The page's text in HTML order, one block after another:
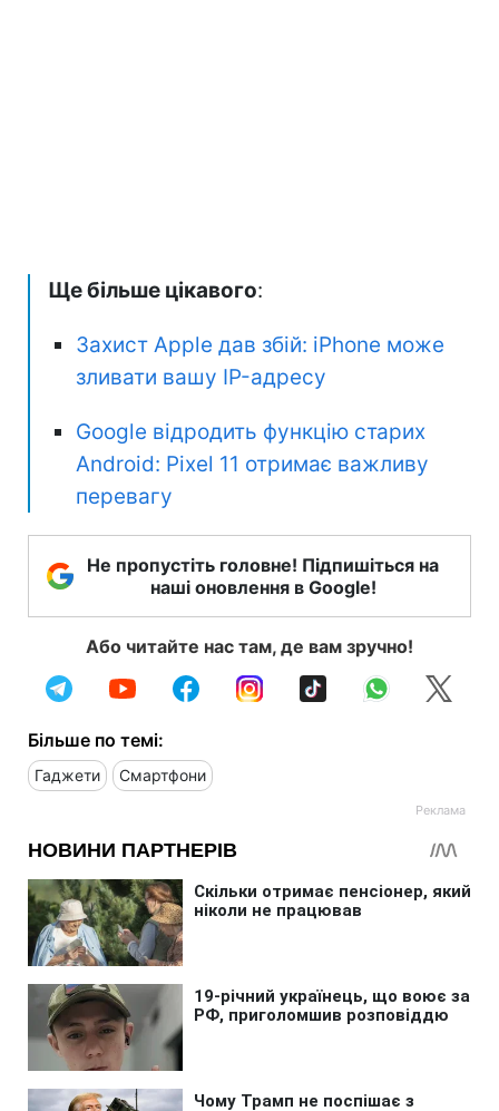
Ще більше цікавого:
Захист Apple дав збій: iPhone може
зливати вашу IP-адресу
Google відродить функцію старих
Android: Pixel 11 отримає важливу
перевагу
Не пропустіть головне! Підпишіться на
наші оновлення в Google!
Або читайте нас там, де вам зручно!
Більше по темі:
Гаджети Смартфони